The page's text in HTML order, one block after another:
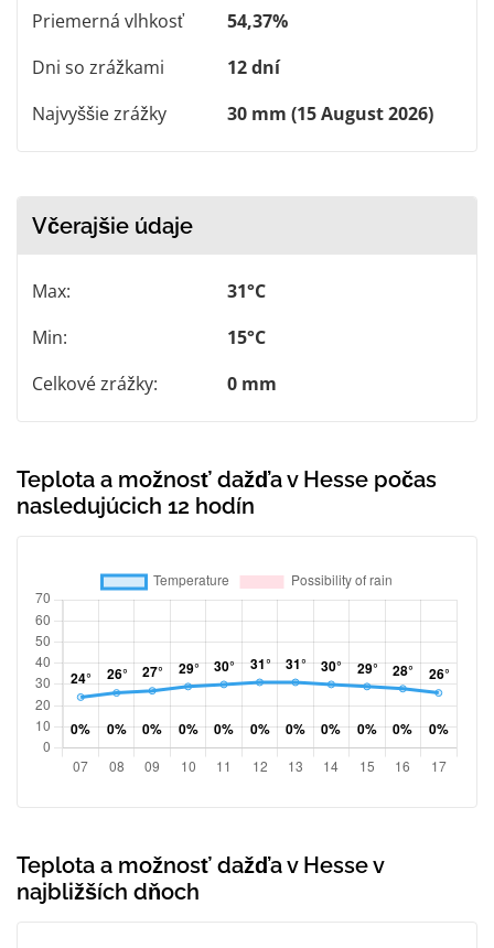
Priemerná vlhkosť
54,37%
Dni so zrážkami
12 dní
Najvyššie zrážky
30 mm (15 August 2026)
Včerajšie údaje
Max:
31°C
Min:
15°C
Celkové zrážky:
0 mm
Teplota a možnosť dažďa v Hesse počas
nasledujúcich 12 hodín
Teplota a možnosť dažďa v Hesse v
najbližších dňoch